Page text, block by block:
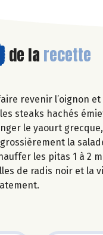
de la recette
revenir l’oignon
steaks hachés
le yaourt
la
les pitas 1 à 2
de radis noir et la